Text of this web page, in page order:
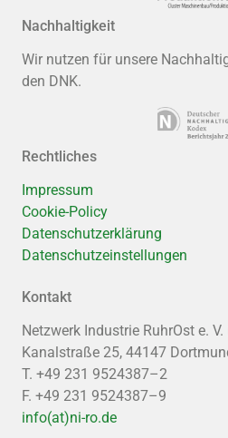
Nachhaltigkeit
Wir nutzen für unsere
den DNK.
Rechtliches
Impressum
Cookie-Policy
Datenschutzerklärung
Datenschutzeinstellungen
Kontakt
Netzwerk Industrie RuhrOst e. V.
Kanalstraße 25, 44147
T. +49 231 9524387–2
F. +49 231 9524387–9
info(at)ni-ro.de